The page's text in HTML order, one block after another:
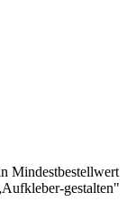
Mindestbestellwert
gestalten"